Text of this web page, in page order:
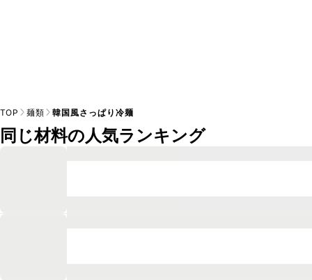
TOP 麺類 韓国風さっぱり冷麺
同じ材料の人気ランキング